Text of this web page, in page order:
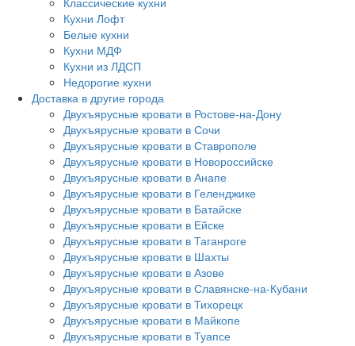
Кухни Лофт
Белые кухни
Кухни МДФ
Кухни из ЛДСП
Недорогие кухни
Доставка в другие города
Двухъярусные кровати в Ростове-на-Дону
Двухъярусные кровати в Сочи
Двухъярусные кровати в Ставрополе
Двухъярусные кровати в Новороссийске
Двухъярусные кровати в Анапе
Двухъярусные кровати в Геленджике
Двухъярусные кровати в Батайске
Двухъярусные кровати в Ейске
Двухъярусные кровати в Таганроге
Двухъярусные кровати в Шахты
Двухъярусные кровати в Азове
Двухъярусные кровати в Славянске-на-Кубани
Двухъярусные кровати в Тихорецк
Двухъярусные кровати в Майкопе
Двухъярусные кровати в Туапсе